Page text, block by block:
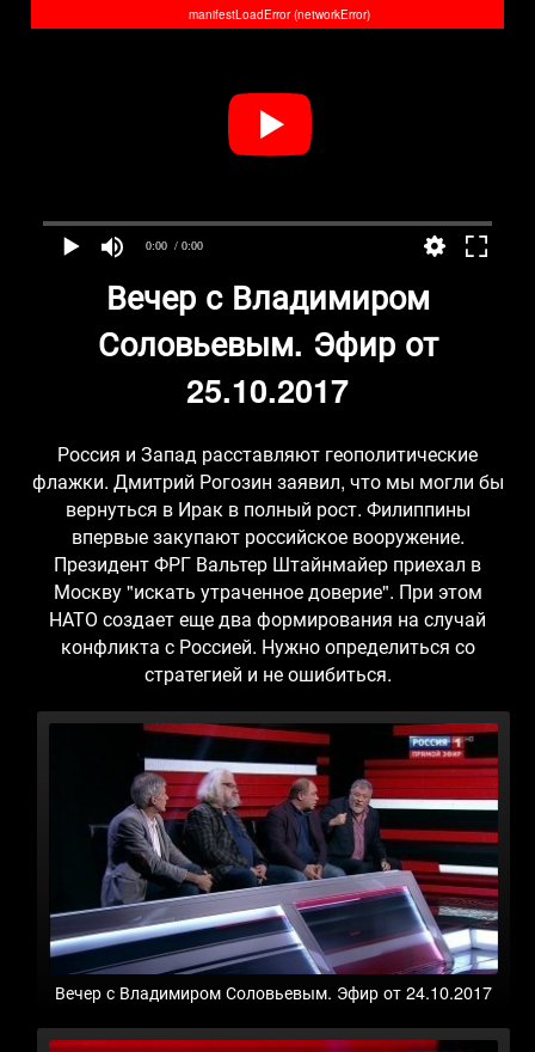
0:00 / 0:00
manifestLoadError (networkError)
Вечер с Владимиром
Соловьевым. Эфир от
25.10.2017
Россия и Запад расставляют геополитические
флажки. Дмитрий Рогозин заявил, что мы могли бы
вернуться в Ирак в полный рост. Филиппины
впервые закупают российское вооружение.
Президент ФРГ Вальтер Штайнмайер приехал в
Москву "искать утраченное доверие". При этом
НАТО создает еще два формирования на случай
конфликта с Россией. Нужно определиться со
стратегией и не ошибиться.
Вечер с Владимиром Соловьевым. Эфир от 24.10.2017